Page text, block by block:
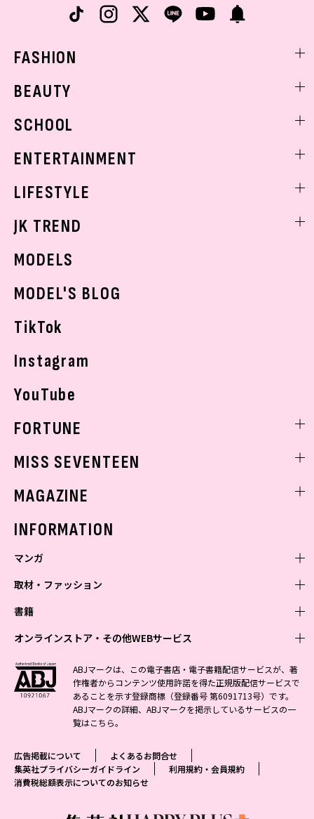
FASHION
着回し
BEAUTY
ベストコスメ
ボディケア
SCHOOL
学校ヘアメイク
ENTERTAINMENT
K-POP
LIFESTYLE
モデルの購入品
JK TREND
MODELS
MODEL'S BLOG
TikTok
Instagram
YouTube
FORTUNE
MISS SEVENTEEN
MAGAZINE
INFORMATION
マンガ
少年マンガ
Vジャンプ
最強ジャンプ
少年ジャンプ+
ジャンプTOON
ジャンプルーキー！
S-MANGA
集英社コミック文庫
青年マンガ
ZEBRACK
S-MANGA
集英社ジャンプリミックス
週刊ヤングジャンプ
ヤングジャンプ定期購読デジタル
少女マンガ
ZEBRACK
S-MANGA
集英社コミック文庫
マーガレット
別冊マーガレット
女性マンガ
ジャンプTOON
集英社コミック文庫
マンガMee公式サイト
リマコミ
取材・ファッション
ファッション・美容
BAILA
MAQUIA
eclat
T JAPAN
芸能・情報・スポーツ
週プレNEWS
週プレ グラジャパ!
書籍
文芸・文庫・総合
小説すばる
集英社 文芸ステーション
web 集英社文庫
アジア人物史
学芸・ノンフィクション・新書
1日5分で、明日は変わる よみタイ yomitai
集英社学芸部 - 学芸・ノンフィクション
集英社ビジネス書
集英社新書プラス - 知の水先案内人
kotoba
ライトノベル・ノベライズ
集英社オレンジ文庫
JUMP j-BOOKS
ダッシュエックス文庫公式サイト
集英社Webマガジン コバルト
集英社の児童図書 S-KIDS.LAND
オンラインストア・その他WEBサービス
オンラインストア
OTO
SHUEISHA MANGA-ART HERITAGE
ジャンプキャラクターズストア
HAPPY PLUS STORE
SHUEISHA VOX
LEEマルシェ
その他WEBサービス
集英社アドナビ
集英社エディターズ・ラボ
ABJマークは、この電子書店・電子書籍配信サービスが、著
作権者からコンテンツ使用許諾を得た正規版配信サービスで
あることを示す登録商標（登録番号 第6091713号）です。
ABJマークの詳細、ABJマークを掲示しているサービスの一
覧はこちら。
広告掲載について
よくあるお問合せ
集英社プライバシーガイドライン
利用規約・会員規約
消費税総額表示についてのお知らせ